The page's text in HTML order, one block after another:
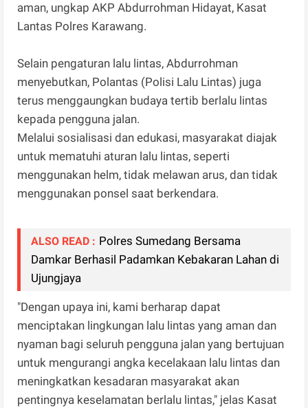
aman, ungkap AKP Abdurrohman Hidayat, Kasat
Lantas Polres Karawang.
Selain pengaturan lalu lintas, Abdurrohman
menyebutkan, Polantas (Polisi Lalu Lintas) juga
terus menggaungkan budaya tertib berlalu lintas
kepada pengguna jalan.
Melalui sosialisasi dan edukasi, masyarakat diajak
untuk mematuhi aturan lalu lintas, seperti
menggunakan helm, tidak melawan arus, dan tidak
menggunakan ponsel saat berkendara.
ALSO READ : Polres Sumedang Bersama
Damkar Berhasil Padamkan Kebakaran Lahan di
Ujungjaya
"Dengan upaya ini, kami berharap dapat
menciptakan lingkungan lalu lintas yang aman dan
nyaman bagi seluruh pengguna jalan yang bertujuan
untuk mengurangi angka kecelakaan lalu lintas dan
meningkatkan kesadaran masyarakat akan
pentingnya keselamatan berlalu lintas," jelas Kasat